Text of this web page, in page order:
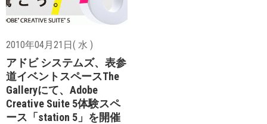
2010年04月21日( 水 )
アドビ システムズ、表参
道イベントスペースThe
Galleryにて、Adobe
Creative Suite 5体験スペ
ース「station 5」を開催